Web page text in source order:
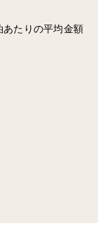
あたりの平均金額